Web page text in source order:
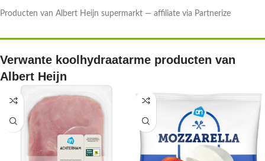
Producten van Albert Heijn supermarkt — affiliate via Partnerize
Verwante koolhydraatarme producten van
Albert Heijn